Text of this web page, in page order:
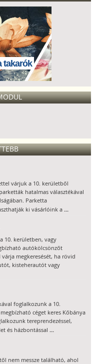
takarók
várjuk a 10. kerületből
hatalmas választékával
Parketta
ki vásárlóink a ...
10. kerületben, vagy
autókölcsönzőt
megkeresését, ha rövid
kisteherautót vagy
foglalkozunk a 10.
céget keres Kőbánya
tereprendezéssel,
és házbontással ...
nem messze található, ahol